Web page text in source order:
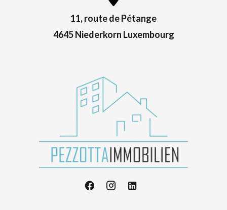
11, route de Pétange
4645 Niederkorn Luxembourg